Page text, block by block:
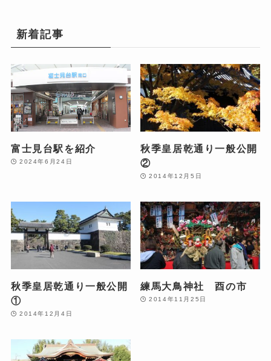
ー
新着記事
富士見台駅を紹介
2024年6月24日
秋季皇居乾通り一般公開
②
2014年12月5日
秋季皇居乾通り一般公開
①
2014年12月4日
練馬大鳥神社 酉の市
2014年11月25日